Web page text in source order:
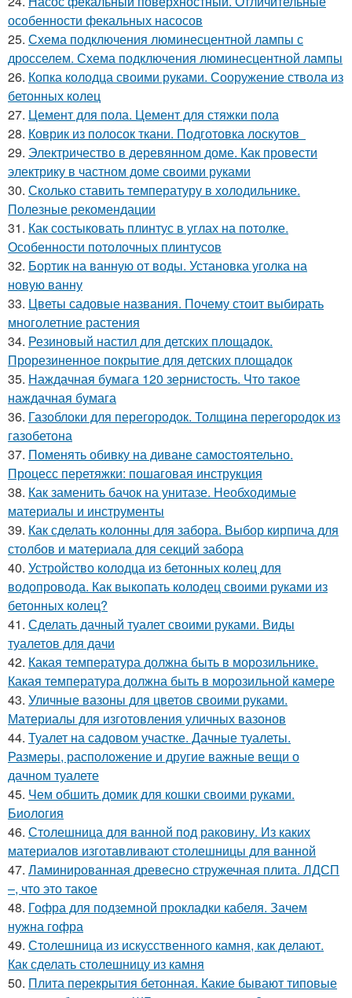
особенности фекальных насосов
25. Схема подключения люминесцентной лампы с
дросселем. Схема подключения люминесцентной лампы
26. Копка колодца своими руками. Сооружение ствола из
бетонных колец
27. Цемент для пола. Цемент для стяжки пола
28. Коврик из полосок ткани. Подготовка лоскутов
29. Электричество в деревянном доме. Как провести
электрику в частном доме своими руками
30. Сколько ставить температуру в холодильнике.
Полезные рекомендации
31. Как состыковать плинтус в углах на потолке.
Особенности потолочных плинтусов
32. Бортик на ванную от воды. Установка уголка на
новую ванну
33. Цветы садовые названия. Почему стоит выбирать
многолетние растения
34. Резиновый настил для детских площадок.
Прорезиненное покрытие для детских площадок
35. Наждачная бумага 120 зернистость. Что такое
наждачная бумага
36. Газоблоки для перегородок. Толщина перегородок из
газобетона
37. Поменять обивку на диване самостоятельно.
Процесс перетяжки: пошаговая инструкция
38. Как заменить бачок на унитазе. Необходимые
материалы и инструменты
39. Как сделать колонны для забора. Выбор кирпича для
столбов и материала для секций забора
40. Устройство колодца из бетонных колец для
водопровода. Как выкопать колодец своими руками из
бетонных колец?
41. Сделать дачный туалет своими руками. Виды
туалетов для дачи
42. Какая температура должна быть в морозильнике.
Какая температура должна быть в морозильной камере
43. Уличные вазоны для цветов своими руками.
Материалы для изготовления уличных вазонов
44. Туалет на садовом участке. Дачные туалеты.
Размеры, расположение и другие важные вещи о
дачном туалете
45. Чем обшить домик для кошки своими руками.
Биология
46. Столешница для ванной под раковину. Из каких
материалов изготавливают столешницы для ванной
47. Ламинированная древесно стружечная плита. ЛДСП
–, что это такое
48. Гофра для подземной прокладки кабеля. Зачем
нужна гофра
49. Столешница из искусственного камня, как делают.
Как сделать столешницу из камня
50. Плита перекрытия бетонная. Какие бывают типовые